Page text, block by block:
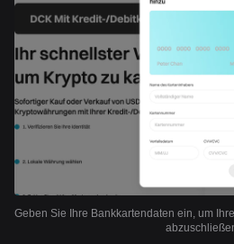
Geben Sie Ihre Bankkartendaten ein, um